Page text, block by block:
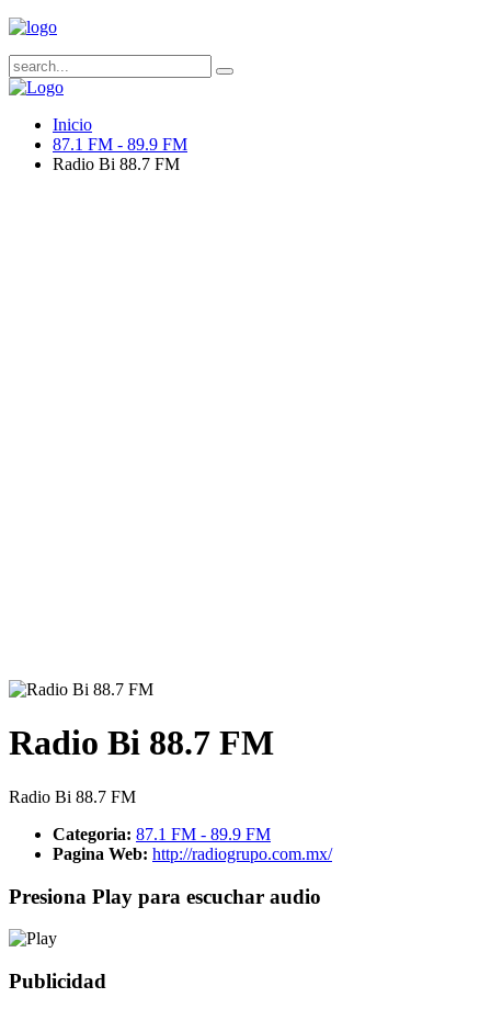
Inicio
87.1 FM - 89.9 FM
Radio Bi 88.7 FM
Radio Bi 88.7 FM
Radio Bi 88.7 FM
Categoria: 87.1 FM - 89.9 FM
Pagina Web: http://radiogrupo.com.mx/
Presiona Play para escuchar audio
Publicidad